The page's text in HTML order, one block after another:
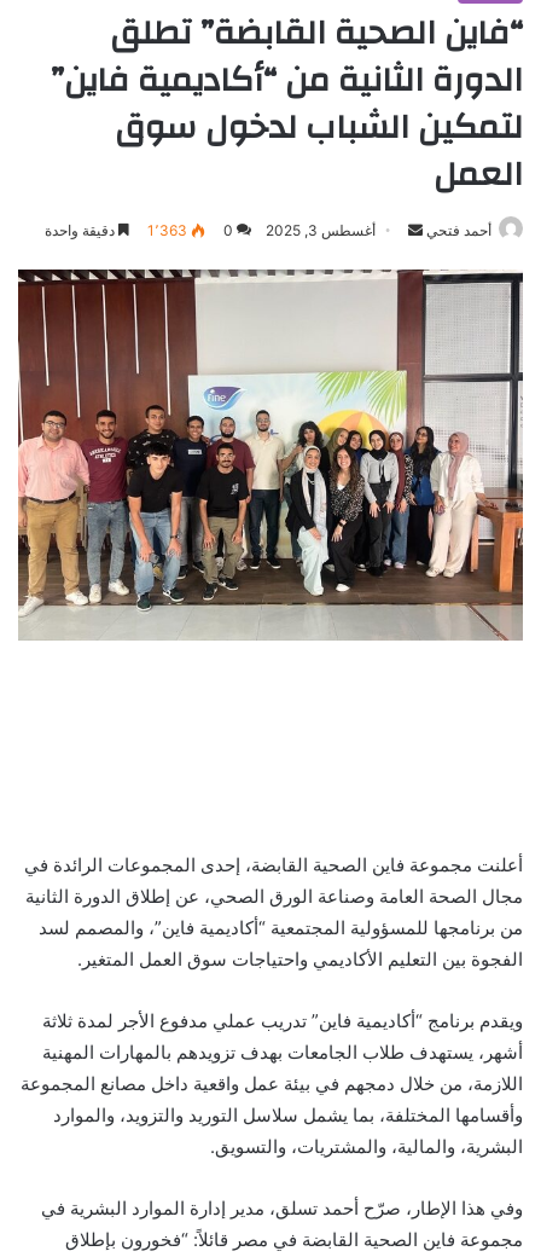
“فاين الصحية القابضة” تطلق
الدورة الثانية من “أكاديمية فاين”
لتمكين الشباب لدخول سوق
العمل
أحمد فتحي
أرسل أغسطس 3, 2025 0 1٬363 دقيقة واحدة
أعلنت مجموعة فاين الصحية القابضة، إحدى المجموعات الرائدة في
مجال الصحة العامة وصناعة الورق الصحي، عن إطلاق الدورة الثانية
من برنامجها للمسؤولية المجتمعية “أكاديمية فاين”، والمصمم لسد
الفجوة بين التعليم الأكاديمي واحتياجات سوق العمل المتغير.
ويقدم برنامج “أكاديمية فاين” تدريب عملي مدفوع الأجر لمدة ثلاثة
أشهر، يستهدف طلاب الجامعات بهدف تزويدهم بالمهارات المهنية
اللازمة، من خلال دمجهم في بيئة عمل واقعية داخل مصانع المجموعة
وأقسامها المختلفة، بما يشمل سلاسل التوريد والتزويد، والموارد
البشرية، والمالية، والمشتريات، والتسويق.
وفي هذا الإطار، صرّح أحمد تسلق، مدير إدارة الموارد البشرية في
مجموعة فاين الصحية القابضة في مصر قائلاً: “فخورون بإطلاق